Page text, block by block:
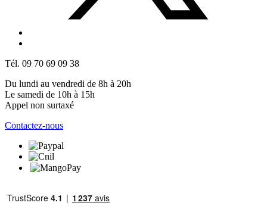
Tél. 09 70 69 09 38
Du lundi au vendredi de 8h à 20h
Le samedi de 10h à 15h
Appel non surtaxé
Contactez-nous